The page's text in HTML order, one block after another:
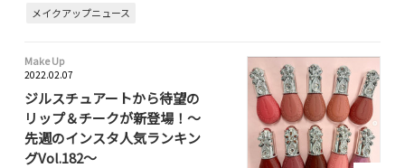
メイクアップニュース
Make Up
2022.02.07
ジルスチュアートから待望の
リップ＆チークが新登場！～
先週のインスタ人気ランキン
グVol.182～